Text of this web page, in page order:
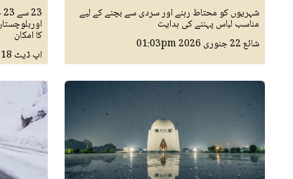
شہریوں کو محتاط رہنے اور سردی سے بچنے کے لیے
مناسب لباس پہننے کی ہدایت
شائع22 جنوری 2026 01:03pm
کا امکان
اپ ڈیٹ 18 جنوری 2026